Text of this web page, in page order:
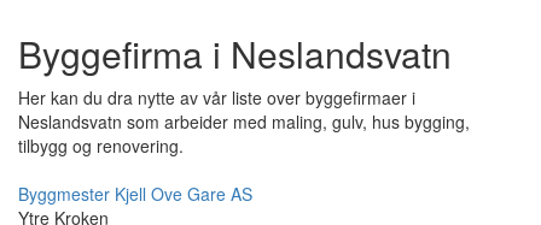
Byggefirma i Neslandsvatn
Her kan du dra nytte av vår liste over byggefirmaer i
Neslandsvatn som arbeider med maling, gulv, hus bygging,
tilbygg og renovering.
Byggmester Kjell Ove Gare AS
Ytre Kroken